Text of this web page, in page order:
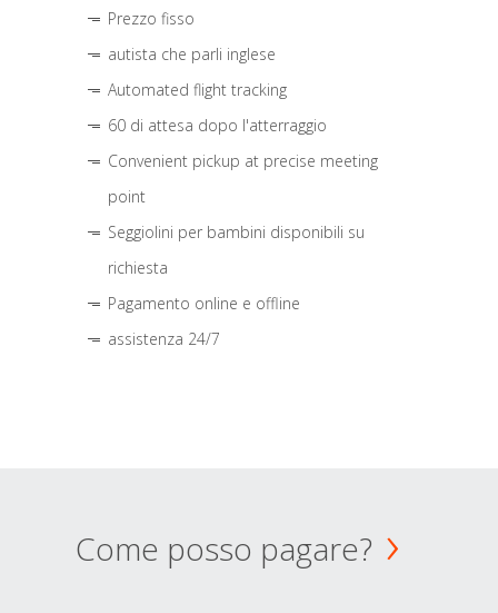
Prezzo fisso
autista che parli inglese
Automated flight tracking
60 di attesa dopo l'atterraggio
Convenient pickup at precise meeting
point
Seggiolini per bambini disponibili su
richiesta
Pagamento online e offline
assistenza 24/7
Come posso pagare?